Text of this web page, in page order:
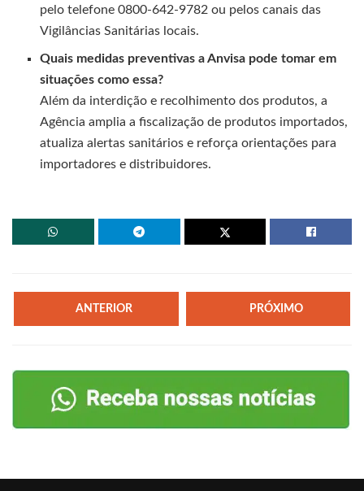
pelo telefone 0800-642-9782 ou pelos canais das
Vigilâncias Sanitárias locais.
Quais medidas preventivas a Anvisa pode tomar em
situações como essa?
Além da interdição e recolhimento dos produtos, a
Agência amplia a fiscalização de produtos importados,
atualiza alertas sanitários e reforça orientações para
importadores e distribuidores.
ANTERIOR PRÓXIMO